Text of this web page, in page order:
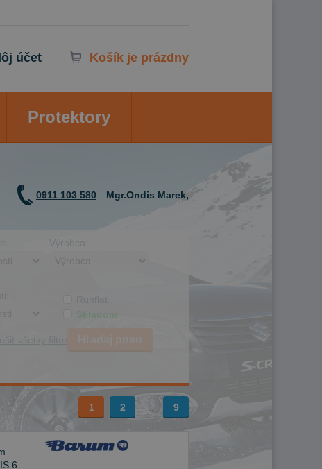
Košík je prázdny
účet
Protektory
0911 103 580 Mgr.Ondis Marek,
Výrobca:
1 2 9